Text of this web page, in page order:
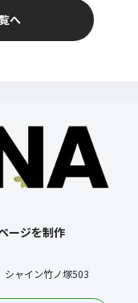
へ
ージを制作
ャイン竹ノ塚503